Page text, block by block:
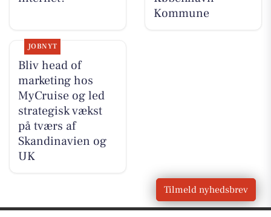
Kommune
JOBNYT
Bliv head of
marketing hos
MyCruise og led
strategisk vækst
på tværs af
Skandinavien og
UK
Tilmeld nyhedsbrev